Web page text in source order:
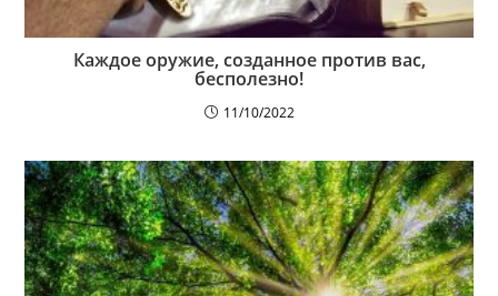
Каждое оружие, созданное против вас,
бесполезно!
11/10/2022